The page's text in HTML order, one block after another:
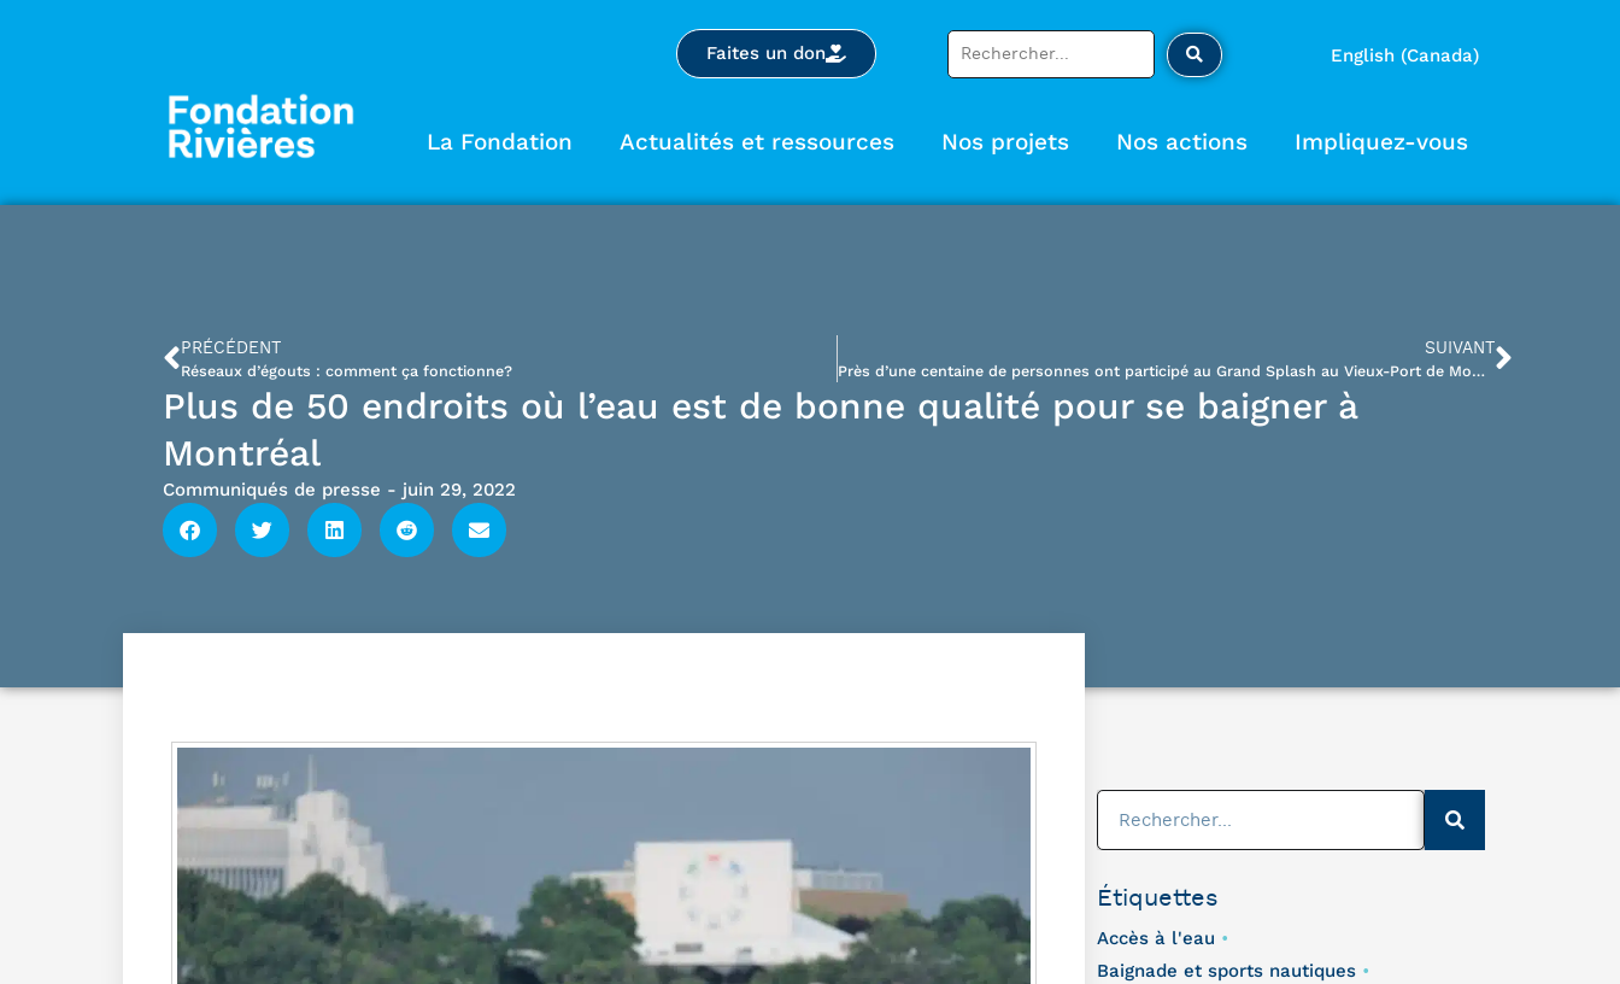
Faites un don English (Canada)
La Fondation Actualités et ressources Nos projets Nos actions Impliquez-vous
PRÉCÉDENT
Réseaux d’égouts : comment ça fonctionne?
SUIVANT
Près d’une centaine de personnes ont participé au Grand Splash au Vieux-Port de Montréal
Plus de 50 endroits où l’eau est de bonne qualité pour se baigner à
Montréal
Communiqués de presse - juin 29, 2022
Étiquettes
Accès à l'eau •
Baignade et sports nautiques •